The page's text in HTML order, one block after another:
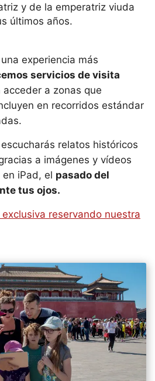
y de la emperatriz viuda
últimos años.
experiencia más
servicios de visita
acceder a zonas que
en recorridos estándar
relatos históricos
a imágenes y vídeos
iPad, el pasado del
tus ojos.
reservando nuestra